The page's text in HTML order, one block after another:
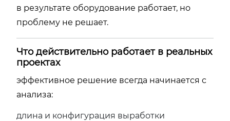
в результате оборудование работает, но
проблему не решает.
Что действительно работает в реальных
проектах
эффективное решение всегда начинается с
анализа:
длина и конфигурация выработки